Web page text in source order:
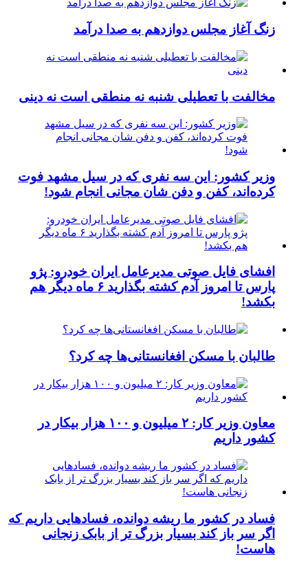
زنگ آغاز مجلس دوازدهم به صدا درآمد
مخالفت با تعطیلی شنبه نه منطقی است نه دینی
وزیر کشور: این سه نفری که در سیل مشهد فوت
کرده‌اند، کفن و دفن شان مجانی انجام شود!
افشای فایل صوتی مدیرعامل ایران خودرو: پژو
پارس تا امروز آدم کشته بگذارید ۶ ماه دیگر هم
بکشد!
طالبان با مسکن افغانستانی‌ها چه کرد؟
معاون وزیر کار: ۲ میلیون و ۱۰۰ هزار بیکار در
کشور داریم
فساد در کشور ما ریشه دوانده، فسادهایی داریم که
اگر سر باز کند بسیار بزرگ تر از بابک زنجانی
هاست!